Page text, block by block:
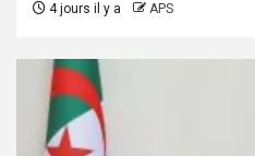
4 jours il y a APS